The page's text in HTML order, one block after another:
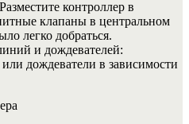
контроллер в
клапаны в центральном
легко добраться.
и дождевателей:
дождеватели в зависимости